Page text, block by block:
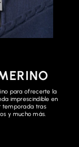
para ofrecerte la
imprescindible en
temporada tras
y mucho más.